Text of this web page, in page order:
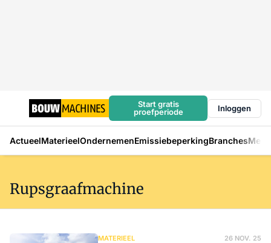
Start gratis
proefperiode
Inloggen
ActueelMaterieelOndernemenEmissiebeperkingBranches
Rupsgraafmachine
MATERIEEL 26 NOV. 25